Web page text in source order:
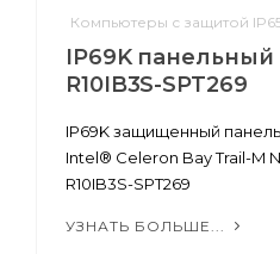
Компьютеры с защитой IP65
IP69K
R10IB3S-SPT269
IP69K защищенный
Intel® Celeron Bay Trail-M
R10IB3S-SPT269
УЗНАТЬ БОЛЬШЕ...